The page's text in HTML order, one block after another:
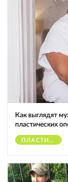
Как выглядят
пластических
ПЛАСТИЧЕСКИЕ ОПЕРАЦИИ